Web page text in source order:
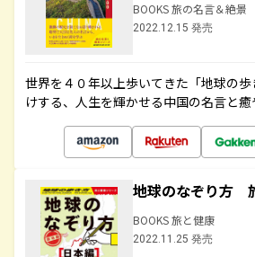
BOOKS 旅の名言＆絶景
2022.12.15 発売
世界を４０年以上歩いてきた「地球の
けする、人生を輝かせる中国の名言と
地球のなぞり方
BOOKS 旅と健康
2022.11.25 発売